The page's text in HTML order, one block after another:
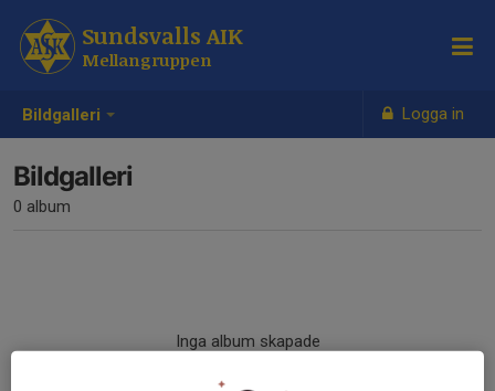
Bildgalleri Logga in
Sundsvalls AIK
Mellangruppen
Bildgalleri
0 album
Inga album skapade